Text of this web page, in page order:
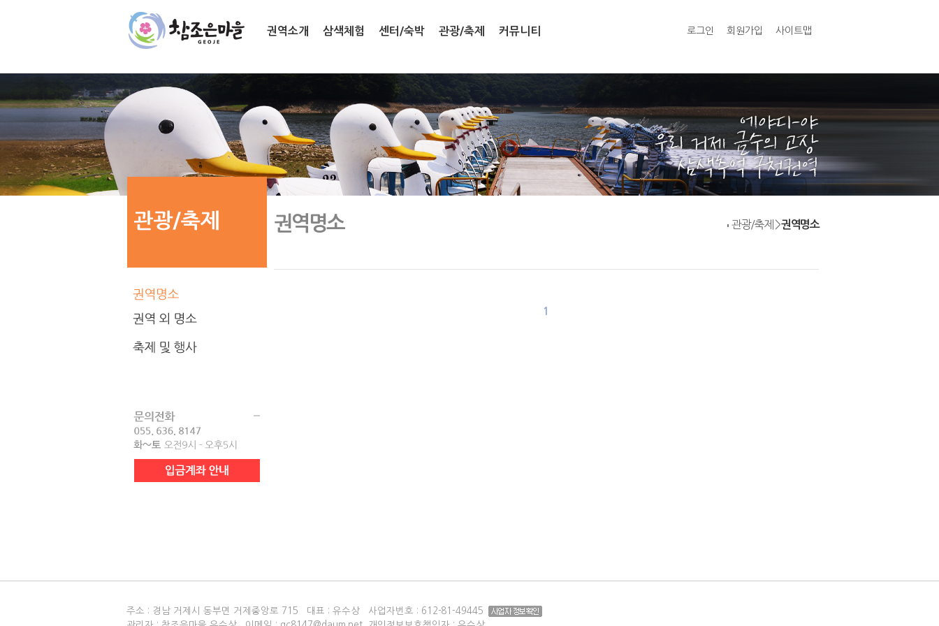
권역소개 삼색체험 센터/숙박 관광/축제 커뮤니티 로그인 회원가입 사이트맵
권역명소 관광/축제 >권역명소
1
주소 : 경남 거제시 동부면 거제중앙로 715 대표 : 유수상 사업자번호 : 612-81-49445